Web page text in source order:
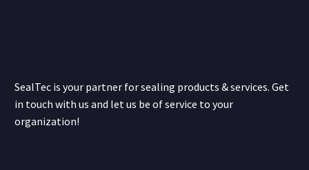
SealTec is your partner for sealing products & services. Get
in touch with us and let us be of service to your
organization!